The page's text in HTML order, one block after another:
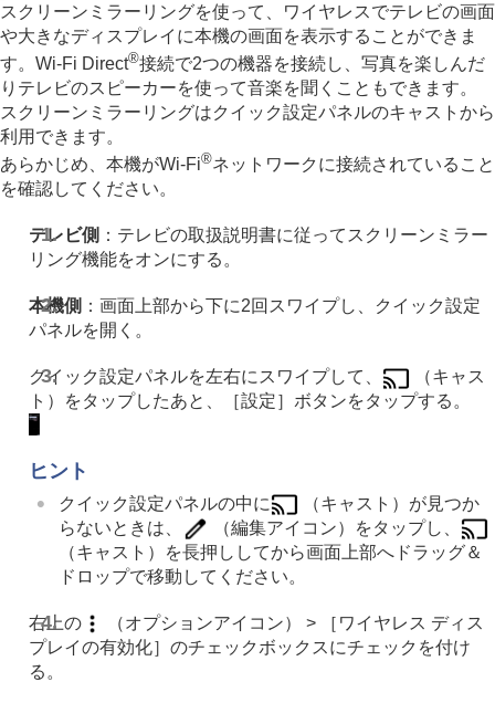
スクリーンミラーリングを使って、ワイヤレスでテレビの画面
や大きなディスプレイに本機の画面を表示することができま
す。Wi-Fi Direct®接続で2つの機器を接続し、写真を楽しんだ
りテレビのスピーカーを使って音楽を聞くこともできます。
スクリーンミラーリングはクイック設定パネルのキャストから
利用できます。
あらかじめ、本機がWi-Fi®ネットワークに接続されていること
を確認してください。
テレビ側 ：テレビの取扱説明書に従ってスクリーンミラー
リング機能をオンにする。
本機側 ：画面上部から下に2回スワイプし、クイック設定
パネルを開く。
クイック設定パネルを左右にスワイプして、
（キャス
ト）をタップしたあと、［設定］ボタンをタップする。
ヒント
クイック設定パネルの中に
（キャスト）が見つか
らないときは、
（編集アイコン）をタップし、
（キャスト）を長押ししてから画面上部へドラッグ＆
ドロップで移動してください。
右上の
（オプションアイコン） > ［ワイヤレス ディス
プレイの有効化］のチェックボックスにチェックを付け
る。